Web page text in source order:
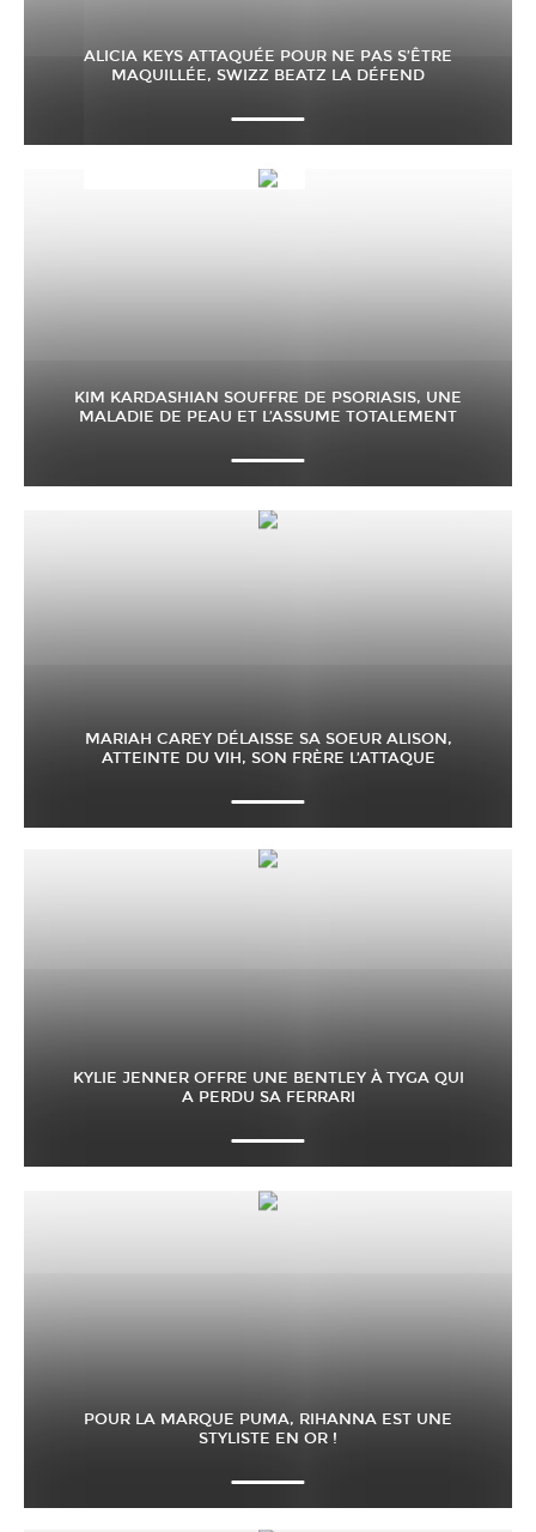
ALICIA KEYS ATTAQUÉE POUR NE PAS S’ÊTRE
MAQUILLÉE, SWIZZ BEATZ LA DÉFEND
KIM KARDASHIAN SOUFFRE DE PSORIASIS, UNE
MALADIE DE PEAU ET L’ASSUME TOTALEMENT
MARIAH CAREY DÉLAISSE SA SOEUR ALISON,
ATTEINTE DU VIH, SON FRÈRE L’ATTAQUE
KYLIE JENNER OFFRE UNE BENTLEY À TYGA QUI
A PERDU SA FERRARI
POUR LA MARQUE PUMA, RIHANNA EST UNE
STYLISTE EN OR !